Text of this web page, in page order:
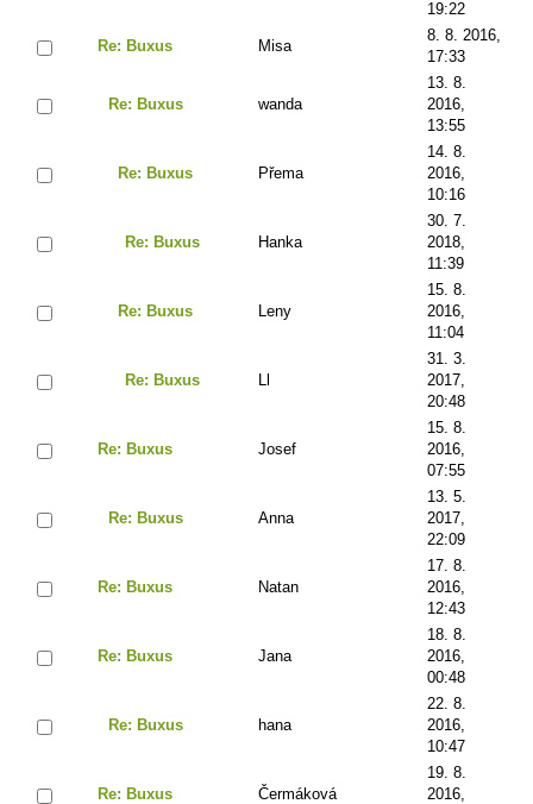
19:22
Re: Buxus Misa
8. 8. 2016,
17:33
Re: Buxus wanda
13. 8.
2016,
13:55
Re: Buxus Přema
14. 8.
2016,
10:16
Re: Buxus Hanka
30. 7.
2018,
11:39
Re: Buxus Leny
15. 8.
2016,
11:04
Re: Buxus
31. 3.
2017,
20:48
Re: Buxus Josef
15. 8.
2016,
07:55
Re: Buxus Anna
13. 5.
2017,
22:09
Re: Buxus Natan
17. 8.
2016,
12:43
Re: Buxus Jana
18. 8.
2016,
00:48
Re: Buxus hana
22. 8.
2016,
10:47
Re: Buxus Čermáková
19. 8.
2016,